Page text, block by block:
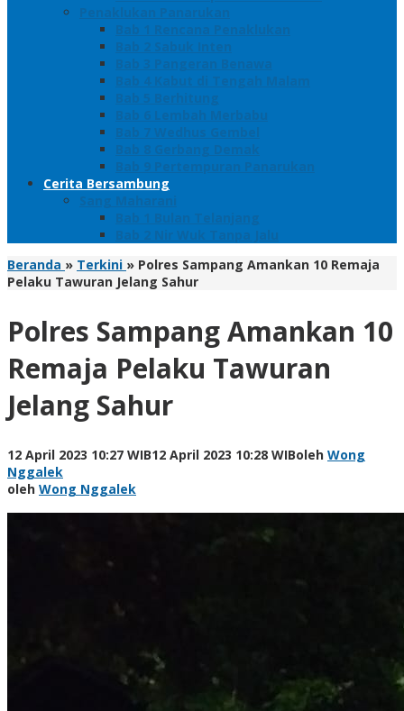
Penaklukan Panarukan
Bab 1 Rencana Penaklukan
Bab 2 Sabuk Inten
Bab 3 Pangeran Benawa
Bab 4 Kabut di Tengah Malam
Bab 5 Berhitung
Bab 6 Lembah Merbabu
Bab 7 Wedhus Gembel
Bab 8 Gerbang Demak
Bab 9 Pertempuran Panarukan
Cerita Bersambung
Sang Maharani
Bab 1 Bulan Telanjang
Bab 2 Nir Wuk Tanpa Jalu
Beranda » Terkini » Polres Sampang Amankan 10 Remaja
Pelaku Tawuran Jelang Sahur
Polres Sampang Amankan 10
Remaja Pelaku Tawuran
Jelang Sahur
12 April 2023 10:27 WIB12 April 2023 10:28 WIBoleh Wong
Nggalek
oleh Wong Nggalek